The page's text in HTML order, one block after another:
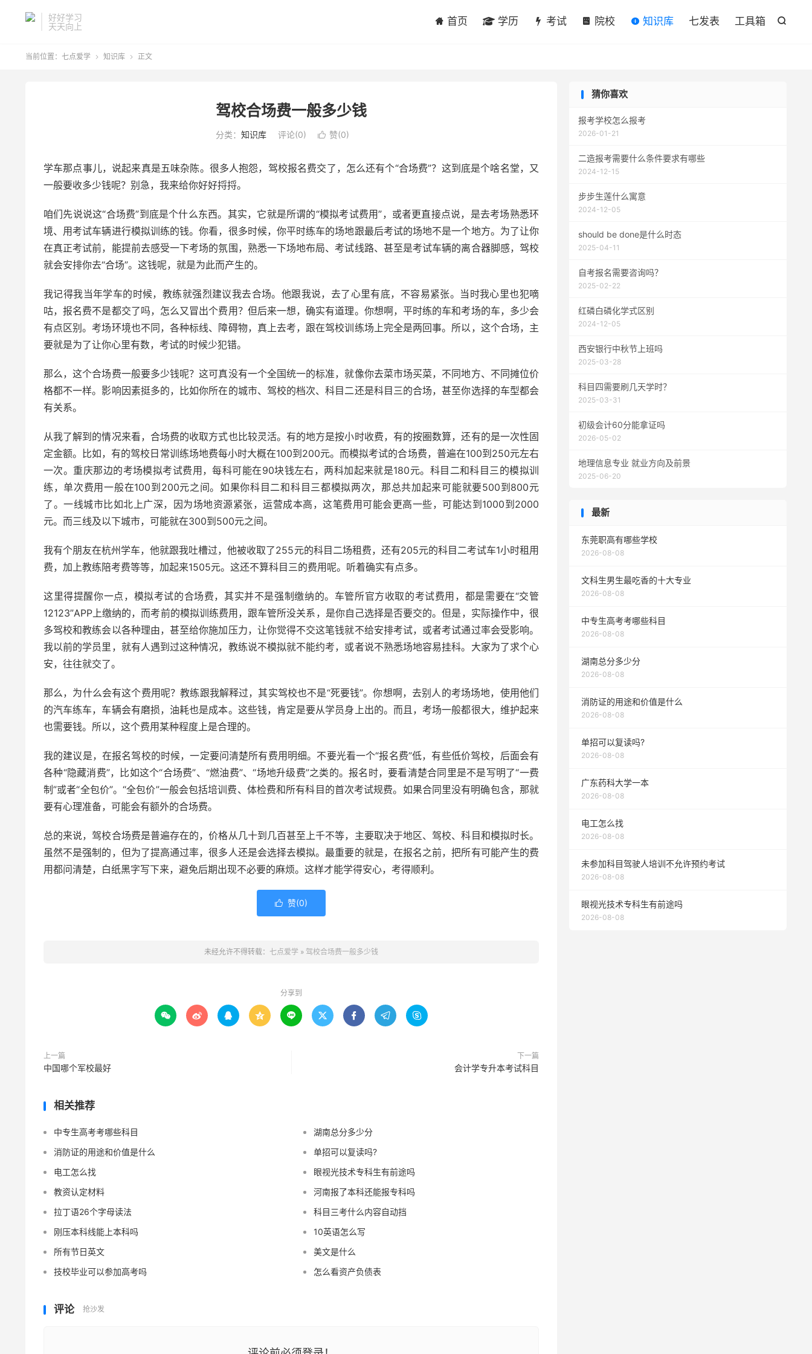
好好学习
天天向上

首页 学历 考试 院校 知识库 七发表 工具箱
当前位置： 七点爱学  知识库  正文
驾校合场费一般多少钱
分类： 知识库 评论(0)  赞(0)
学车那点事儿，说起来真是五味杂陈。很多人抱怨，驾校报名费交了，怎么还有个“合场费”？这到底是个啥名堂，又
一般要收多少钱呢？别急，我来给你好好捋捋。
咱们先说说这“合场费”到底是个什么东西。其实，它就是所谓的“模拟考试费用”，或者更直接点说，是去考场熟悉环
境、用考试车辆进行模拟训练的钱。你看，很多时候，你平时练车的场地跟最后考试的场地不是一个地方。为了让你
在真正考试前，能提前去感受一下考场的氛围，熟悉一下场地布局、考试线路、甚至是考试车辆的离合器脚感，驾校
就会安排你去“合场”。这钱呢，就是为此而产生的。
我记得我当年学车的时候，教练就强烈建议我去合场。他跟我说，去了心里有底，不容易紧张。当时我心里也犯嘀
咕，报名费不是都交了吗，怎么又冒出个费用？但后来一想，确实有道理。你想啊，平时练的车和考场的车，多少会
有点区别。考场环境也不同，各种标线、障碍物，真上去考，跟在驾校训练场上完全是两回事。所以，这个合场，主
要就是为了让你心里有数，考试的时候少犯错。
那么，这个合场费一般要多少钱呢？这可真没有一个全国统一的标准，就像你去菜市场买菜，不同地方、不同摊位价
格都不一样。影响因素挺多的，比如你所在的城市、驾校的档次、科目二还是科目三的合场，甚至你选择的车型都会
有关系。
从我了解到的情况来看，合场费的收取方式也比较灵活。有的地方是按小时收费，有的按圈数算，还有的是一次性固
定金额。比如，有的驾校日常训练场地费每小时大概在100到200元。而模拟考试的合场费，普遍在100到250元左右
一次。重庆那边的考场模拟考试费用，每科可能在90块钱左右，两科加起来就是180元。科目二和科目三的模拟训
练，单次费用一般在100到200元之间。如果你科目二和科目三都模拟两次，那总共加起来可能就要500到800元
了。一线城市比如北上广深，因为场地资源紧张，运营成本高，这笔费用可能会更高一些，可能达到1000到2000
元。而三线及以下城市，可能就在300到500元之间。
我有个朋友在杭州学车，他就跟我吐槽过，他被收取了255元的科目二场租费，还有205元的科目二考试车1小时租用
费，加上教练陪考费等等，加起来1505元。这还不算科目三的费用呢。听着确实有点多。
这里得提醒你一点，模拟考试的合场费，其实并不是强制缴纳的。车管所官方收取的考试费用，都是需要在“交管
12123”APP上缴纳的，而考前的模拟训练费用，跟车管所没关系，是你自己选择是否要交的。但是，实际操作中，很
多驾校和教练会以各种理由，甚至给你施加压力，让你觉得不交这笔钱就不给安排考试，或者考试通过率会受影响。
我以前的学员里，就有人遇到过这种情况，教练说不模拟就不能约考，或者说不熟悉场地容易挂科。大家为了求个心
安，往往就交了。
那么，为什么会有这个费用呢？教练跟我解释过，其实驾校也不是“死要钱”。你想啊，去别人的考场场地，使用他们
的汽车练车，车辆会有磨损，油耗也是成本。这些钱，肯定是要从学员身上出的。而且，考场一般都很大，维护起来
也需要钱。所以，这个费用某种程度上是合理的。
我的建议是，在报名驾校的时候，一定要问清楚所有费用明细。不要光看一个“报名费”低，有些低价驾校，后面会有
各种“隐藏消费”，比如这个“合场费”、“燃油费”、“场地升级费”之类的。报名时，要看清楚合同里是不是写明了“一费
制”或者“全包价”。“全包价”一般会包括培训费、体检费和所有科目的首次考试规费。如果合同里没有明确包含，那就
要有心理准备，可能会有额外的合场费。
总的来说，驾校合场费是普遍存在的，价格从几十到几百甚至上千不等，主要取决于地区、驾校、科目和模拟时长。
虽然不是强制的，但为了提高通过率，很多人还是会选择去模拟。最重要的就是，在报名之前，把所有可能产生的费
用都问清楚，白纸黑字写下来，避免后期出现不必要的麻烦。这样才能学得安心，考得顺利。
 赞(0)
未经允许不得转载： 七点爱学 » 驾校合场费一般多少钱
分享到
        
上一篇
中国哪个军校最好
下一篇
会计学专升本考试科目
相关推荐
中专生高考考哪些科目
湖南总分多少分
消防证的用途和价值是什么
单招可以复读吗?
电工怎么找
眼视光技术专科生有前途吗
教资认定材料
河南报了本科还能报专科吗
拉丁语26个字母读法
科目三考什么内容自动挡
刚压本科线能上本科吗
10英语怎么写
所有节日英文
美文是什么
技校毕业可以参加高考吗
怎么看资产负债表
评论 抢沙发
猜你喜欢
报考学校怎么报考
2026-01-21
二造报考需要什么条件要求有哪些
2024-12-15
步步生莲什么寓意
2024-12-05
should be done是什么时态
2025-04-11
自考报名需要咨询吗？
2025-02-22
红磷白磷化学式区别
2024-12-05
西安银行中秋节上班吗
2025-03-28
科目四需要刷几天学时？
2025-03-31
初级会计60分能拿证吗
2026-05-02
地理信息专业 就业方向及前景
2025-06-20
最新
东莞职高有哪些学校
2026-08-08
文科生男生最吃香的十大专业
2026-08-08
中专生高考考哪些科目
2026-08-08
湖南总分多少分
2026-08-08
消防证的用途和价值是什么
2026-08-08
单招可以复读吗?
2026-08-08
广东药科大学一本
2026-08-08
电工怎么找
2026-08-08
未参加科目驾驶人培训不允许预约考试
2026-08-08
眼视光技术专科生有前途吗
2026-08-08